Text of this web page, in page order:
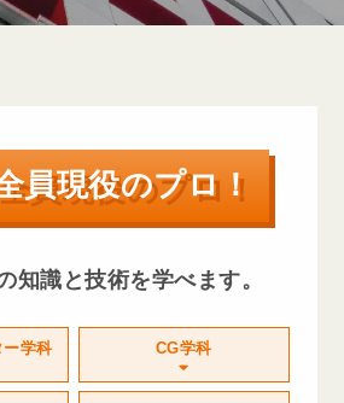
員現役のプロ！
知識と技術を学べます。
ー学科 CG学科